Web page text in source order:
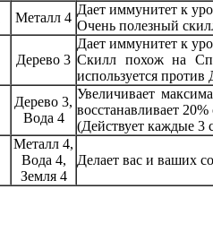
Металл 4
Дает иммунитет к
Очень полезный
Дерево 3
Дает иммунитет к
Скилл похож на
используется против
Дерево 3,
Вода 4
Увеличивает
восстанавливает
(Действует каждые 3
Металл 4,
Вода 4,
Земля 4
Делает вас и ваших